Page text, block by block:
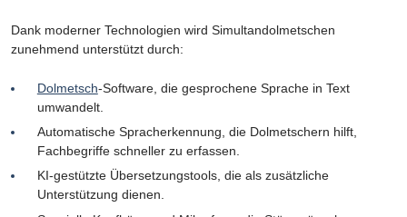
Dank moderner Technologien wird Simultandolmetschen
zunehmend unterstützt durch:
Dolmetsch-Software, die gesprochene Sprache in Text
umwandelt.
Automatische Spracherkennung, die Dolmetschern hilft,
Fachbegriffe schneller zu erfassen.
KI-gestützte Übersetzungstools, die als zusätzliche
Unterstützung dienen.